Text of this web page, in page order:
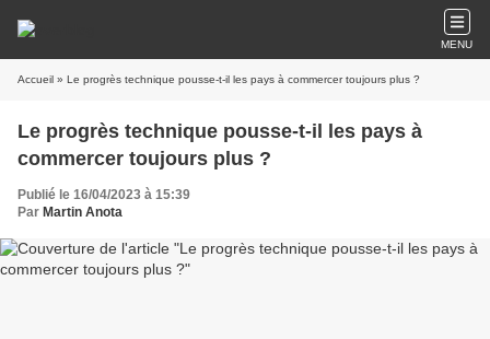
MENU
Accueil » Le progrès technique pousse-t-il les pays à commercer toujours plus ?
Le progrès technique pousse-t-il les pays à
commercer toujours plus ?
Publié le 16/04/2023 à 15:39
Par Martin Anota